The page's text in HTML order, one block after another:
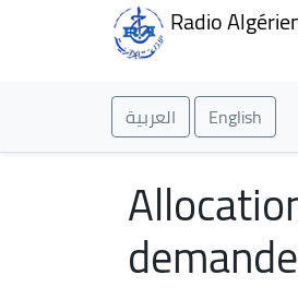
Radio
العربية English